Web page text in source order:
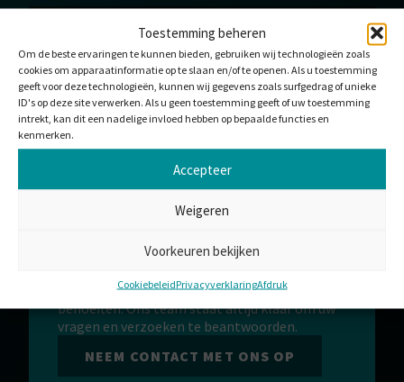
Toestemming beheren
Om de beste ervaringen te kunnen bieden, gebruiken wij technologieën zoals
cookies om apparaatinformatie op te slaan en/of te openen. Als u toestemming
geeft voor deze technologieën, kunnen wij gegevens zoals surfgedrag of unieke
ID's op deze site verwerken. Als u geen toestemming geeft of uw toestemming
intrekt, kan dit een nadelige invloed hebben op bepaalde functies en
kenmerken.
Accepteer
Weigeren
Voorkeuren bekijken
CookiebeleidPrivacyverklaringAfdruk
HULPMIDDEL DOWNLOADEN
Bedankt voor uw interesse in Elastomeer
brochure (Engels). Als uw download nog niet
gestart is, klik dan op download.
DOWNLOADEN
SAMENWERKEN?
aangepaste producten op maat van uw
behoeften. Ons team staat altijd klaar om uw
vragen en verzoeken te beantwoorden.
NEEM CONTACT MET ONS OP